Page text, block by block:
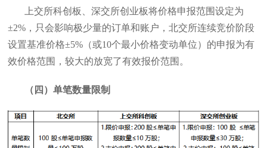
上交所科创板、深交所创业板将价格申报范围设定为
±2%，只会影响极少量的订单和账户，北交所连续竞价阶段
设置基准价格±5%（或10个最小价格变动单位）的申报为有
效价格范围，较大的放宽了有效报价范围。
（四）单笔数量限制